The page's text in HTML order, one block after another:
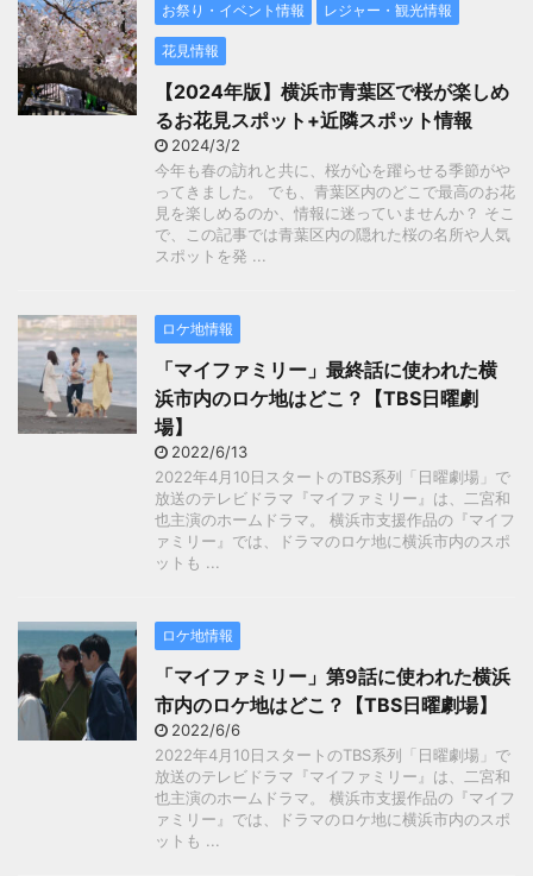
お祭り・イベント情報 レジャー・観光情報
花見情報
【2024年版】横浜市青葉区で桜が楽しめ
るお花見スポット+近隣スポット情報
2024/3/2
今年も春の訪れと共に、桜が心を躍らせる季節がや
ってきました。 でも、青葉区内のどこで最高のお花
見を楽しめるのか、情報に迷っていませんか？ そこ
で、この記事では青葉区内の隠れた桜の名所や人気
スポットを発 ...
ロケ地情報
「マイファミリー」最終話に使われた横
浜市内のロケ地はどこ？【TBS日曜劇
場】
2022/6/13
2022年4月10日スタートのTBS系列「日曜劇場」で
放送のテレビドラマ『マイファミリー』は、二宮和
也主演のホームドラマ。 横浜市支援作品の『マイフ
ァミリー』では、ドラマのロケ地に横浜市内のスポ
ットも ...
ロケ地情報
「マイファミリー」第9話に使われた横浜
市内のロケ地はどこ？【TBS日曜劇場】
2022/6/6
2022年4月10日スタートのTBS系列「日曜劇場」で
放送のテレビドラマ『マイファミリー』は、二宮和
也主演のホームドラマ。 横浜市支援作品の『マイフ
ァミリー』では、ドラマのロケ地に横浜市内のスポ
ットも ...